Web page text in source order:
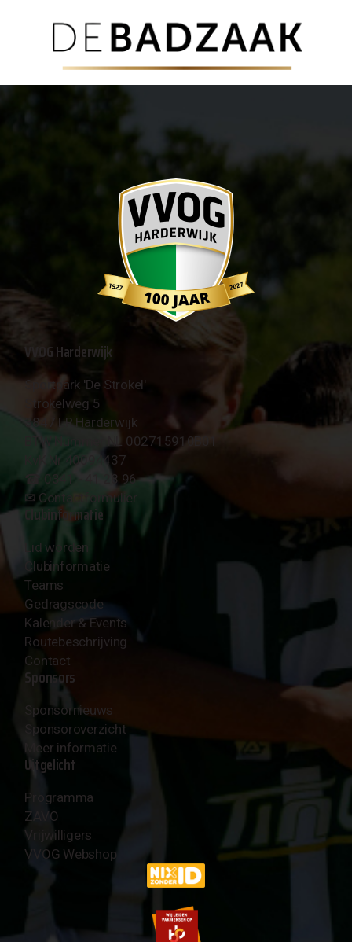
VVOG Harderwijk
Sportpark 'De Strokel'
Strokelweg 5
3847 LR Harderwijk
BTW Nummer NL 002715910B01
KvK Nr 40094437
☎︎ 0341 - 41 28 96
✉︎ Contactformulier
Clubinformatie
Lid worden
Clubinformatie
Teams
Gedragscode
Kalender & Events
Routebeschrijving
Contact
Sponsors
Sponsornieuws
Sponsoroverzicht
Meer informatie
Uitgelicht
Programma
ZAVO
Vrijwilligers
VVOG Webshop